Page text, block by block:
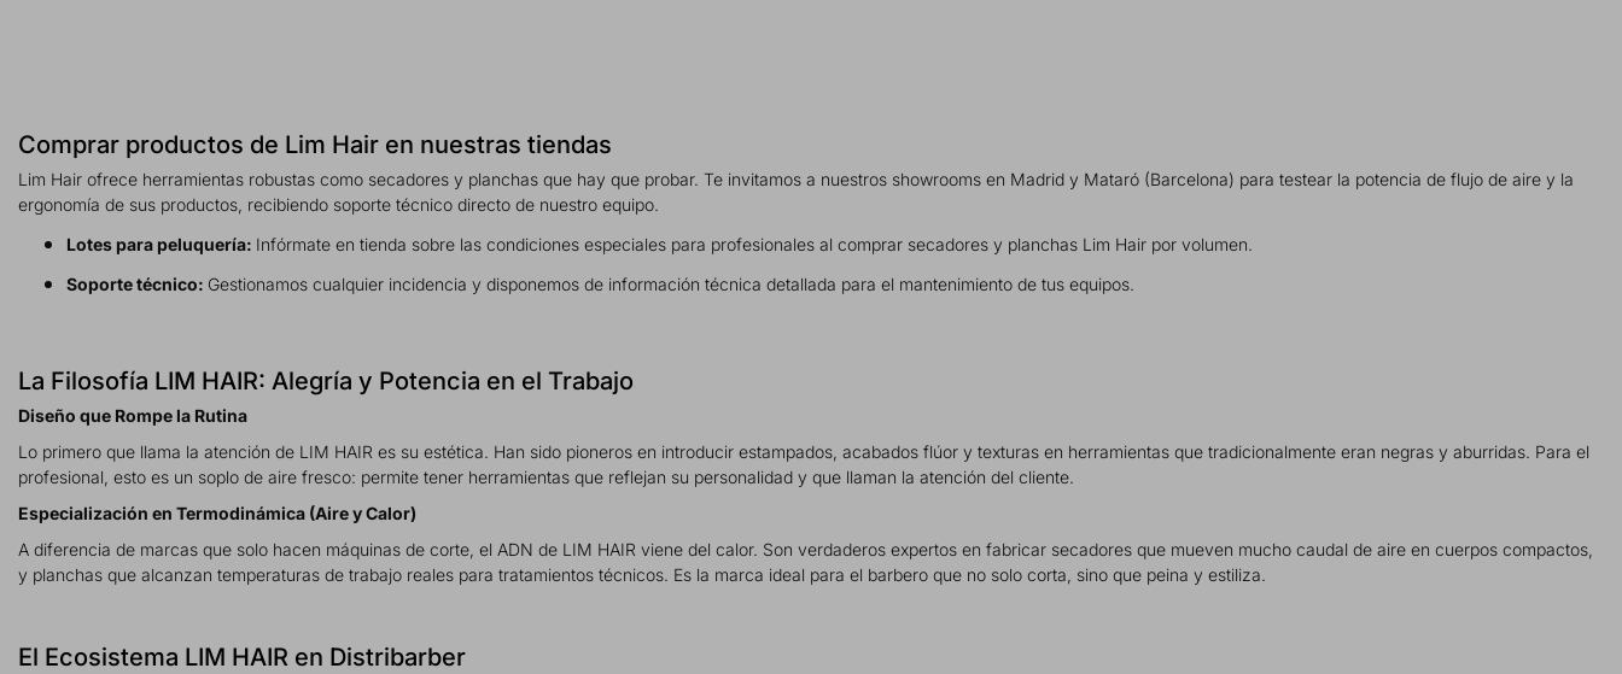
Comprar productos de Lim Hair en nuestras tiendas
Lim Hair ofrece herramientas robustas como secadores y planchas que hay que probar. Te invitamos a nuestros showrooms en Madrid y Mataró (Barcelona) para testear la potencia de flujo de aire y la
ergonomía de sus productos, recibiendo soporte técnico directo de nuestro equipo.
Lotes para peluquería: Infórmate en tienda sobre las condiciones especiales para profesionales al comprar secadores y planchas Lim Hair por volumen.
Soporte técnico: Gestionamos cualquier incidencia y disponemos de información técnica detallada para el mantenimiento de tus equipos.
La Filosofía LIM HAIR: Alegría y Potencia en el Trabajo
Diseño que Rompe la Rutina
Lo primero que llama la atención de LIM HAIR es su estética. Han sido pioneros en introducir estampados, acabados flúor y texturas en herramientas que tradicionalmente eran negras y aburridas. Para el
profesional, esto es un soplo de aire fresco: permite tener herramientas que reflejan su personalidad y que llaman la atención del cliente.
Especialización en Termodinámica (Aire y Calor)
A diferencia de marcas que solo hacen máquinas de corte, el ADN de LIM HAIR viene del calor. Son verdaderos expertos en fabricar secadores que mueven mucho caudal de aire en cuerpos compactos,
y planchas que alcanzan temperaturas de trabajo reales para tratamientos técnicos. Es la marca ideal para el barbero que no solo corta, sino que peina y estiliza.
El Ecosistema LIM HAIR en Distribarber